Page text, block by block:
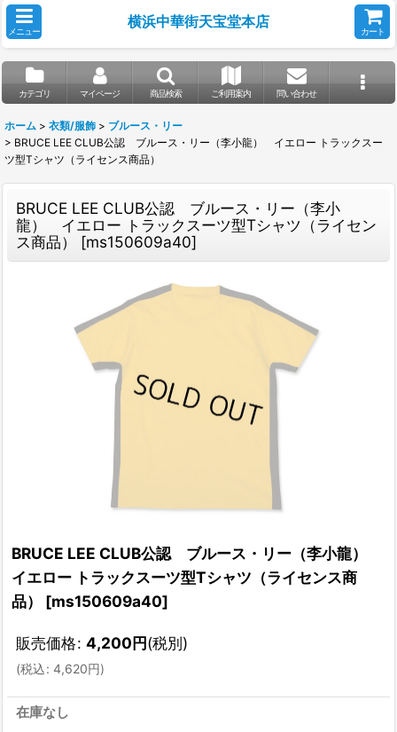
メニュー
横浜中華街天宝堂本店
カート
カテゴリ マイページ 商品検索 ご利用案内 問い合わせ
ホーム > 衣類/服飾 > ブルース・リー
> BRUCE LEE CLUB公認 ブルース・リー（李小龍） イエロー トラックスー
ツ型Tシャツ（ライセンス商品）
BRUCE LEE CLUB公認 ブルース・リー（李小
龍） イエロー トラックスーツ型Tシャツ（ライセン
ス商品）
[ms150609a40]
BRUCE LEE CLUB公認 ブルース・リー（李小龍）
イエロー トラックスーツ型Tシャツ（ライセンス商
品）
[ms150609a40]
販売価格: 4,200円(税別)
(税込: 4,620円)
在庫なし